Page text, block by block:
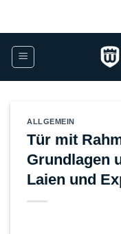
ALLGEMEIN
Tür mit
Grundlagen
Laien und